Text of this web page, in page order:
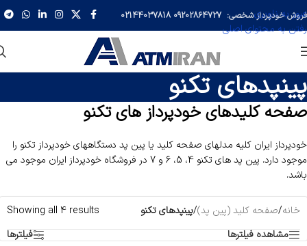
عبور به ناوبری
رفتن به محتوای اصلی
فروش خودپرداز شخصی: 09202864727
02144037818
پینپدهای تکنو
صفحه کلیدهای خودپرداز های تکنو
خودپرداز ایران کلیه مدلهای صفحه کلید یا پین پد دستگاههای خودپرداز تکنو را
موجود دارد. پین پد های تکنو 4، 5، 6 و 7 در فروشگاه خودپرداز ایران موجود می
باشد.
خانه/صفحه کلید (پین پد)/پینپدهای تکنو Showing all 4 results
مشاهده فیلترها فیلترها